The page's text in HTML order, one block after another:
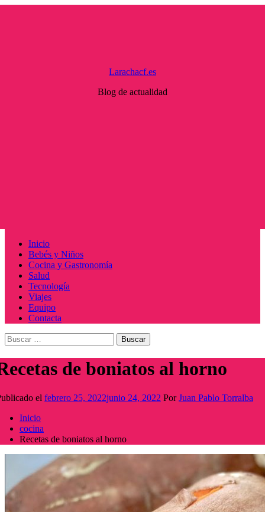
Larachacf.es
Blog de actualidad
Menú
principal
Inicio
Bebés y Niños
Cocina y Gastronomía
Salud
Tecnología
Viajes
Equipo
Contacta
Buscar:
de boniatos al horno
el febrero 25, 2022junio 24, 2022 PorJuan Pablo Torralba
Inicio
cocina
Recetas de boniatos al horno